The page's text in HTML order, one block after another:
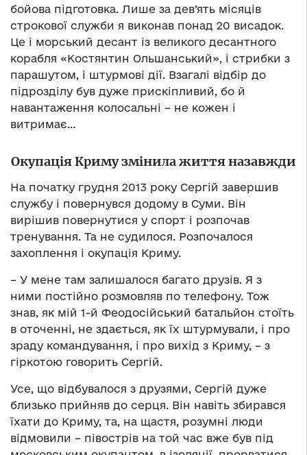
бойова підготовка. Лише за дев’ять місяців
строкової служби я виконав понад 20 висадок.
Це і морський десант із великого десантного
корабля «Костянтин Ольшанський», і стрибки з
парашутом, і штурмові дії. Взагалі відбір до
підрозділу був дуже прискіпливий, бо й
навантаження колосальні – не кожен і
витримає…
Окупація Криму змінила життя назавжди
На початку грудня 2013 року Сергій завершив
службу і повернувся додому в Суми. Він
вирішив повернутися у спорт і розпочав
тренування. Та не судилося. Розпочалося
захоплення і окупація Криму.
– У мене там залишалося багато друзів. Я з
ними постійно розмовляв по телефону. Тож
знав, як мій 1-й Феодосійський батальйон стоїть
в оточенні, не здається, як їх штурмували, і про
зраду командування, і про вихід з Криму, – з
гіркотою говорить Сергій.
Усе, що відбувалося з друзями, Сергій дуже
близько прийняв до серця. Він навіть збирався
їхати до Криму, та, на щастя, розумні люди
відмовили – півострів на той час вже був під